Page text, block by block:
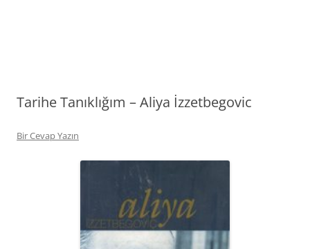
Tarihe Tanıklığım – Aliya İzzetbegovic
Bir Cevap Yazın